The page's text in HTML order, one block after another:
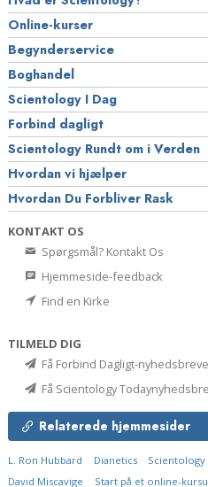
Online-kurser
Begynderservice
Boghandel
Scientology I Dag
Forbind dagligt
Scientology Rundt om i Verden
Hvordan vi hjælper
Hvordan Du Forbliver Rask
KONTAKT OS
Spørgsmål? Kontakt Os
Hjemmeside-feedback
Find en Kirke
TILMELD DIG
Få Forbind Dagligt-
Få Scientology
Relaterede hjemmesider
L. Ron Hubbard Dianetics
David Miscavige
Start på et online-